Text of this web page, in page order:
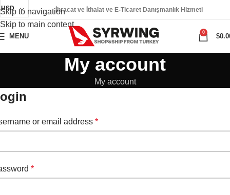
Skip to navigation
Skip to main content
USD İhracat ve İthalat ve E-Ticaret Danışmanlık Hizmeti
MENU
0
$
My account
My account
or email address *
*